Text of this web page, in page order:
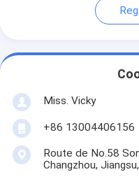
Miss. Vicky
+86 13004406156
Route de No.58
Changzhou,